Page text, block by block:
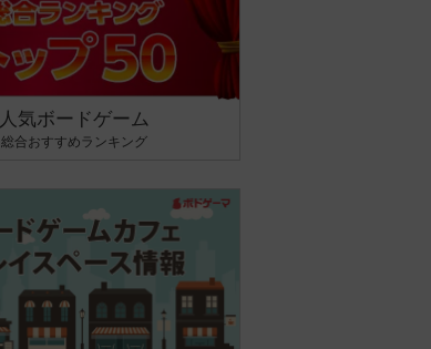
人気ボードゲーム
総合おすすめランキング